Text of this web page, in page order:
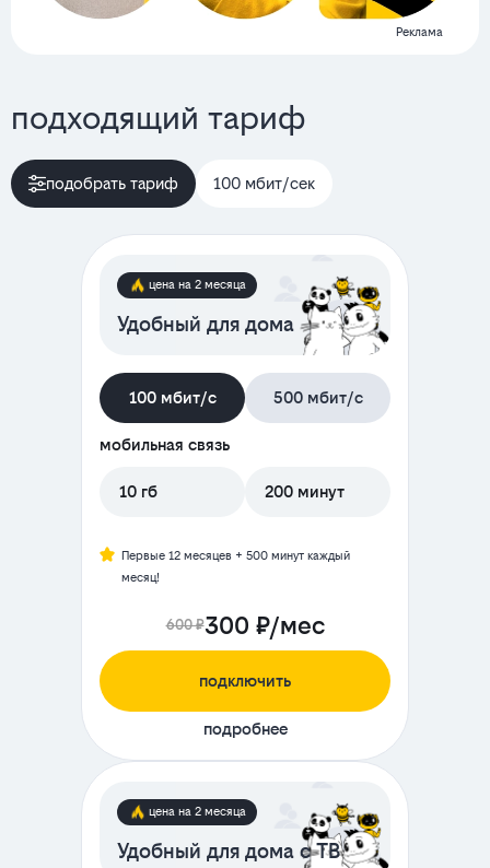
Реклама
подходящий тариф
подобрать тариф 100 мбит/сек
цена на 2 месяца
Удобный для дома
100 мбит/с 500 мбит/с
мобильная связь
10 гб 200 минут
Первые 12 месяцев + 500 минут каждый
месяц!
600 ₽300 ₽/мес
подключить
подробнее
цена на 2 месяца
Удобный для дома с ТВ